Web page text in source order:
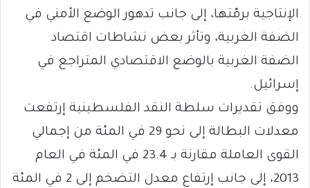
الإنتاجية برمّتها، إلى جانب تدهور الوضع الأمني في
الضفة الغربية، وتأثر بعض نشاطات اقتصاد
الضفة الغربية بالوضع الاقتصادي المتراجع في
إسرائيل.
ووفق تقديرات سلطة النقد الفلسطينية إرتفعت
معدلات البطالة إلى نحو 29 في المئة من إجمالي
القوى العاملة مقارنة بـ 23.4 في المئة في العام
2013، إلى جانب إرتفاع معدل التضخم إلى 2 في المئة